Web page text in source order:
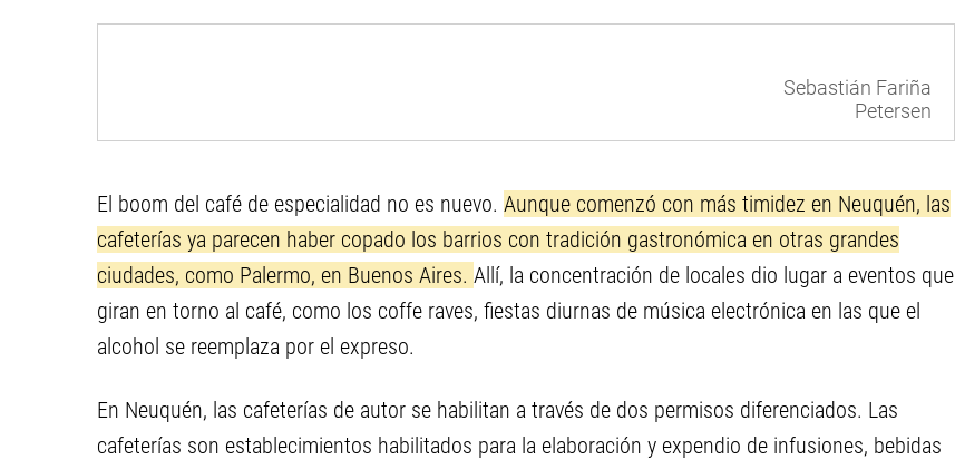
Sebastián Fariña
Petersen
El boom del café de especialidad no es nuevo. Aunque comenzó con más timidez en Neuquén, las
cafeterías ya parecen haber copado los barrios con tradición gastronómica en otras grandes
ciudades, como Palermo, en Buenos Aires. Allí, la concentración de locales dio lugar a eventos que
giran en torno al café, como los coffe raves, fiestas diurnas de música electrónica en las que el
alcohol se reemplaza por el expreso.
En Neuquén, las cafeterías de autor se habilitan a través de dos permisos diferenciados. Las
cafeterías son establecimientos habilitados para la elaboración y expendio de infusiones, bebidas